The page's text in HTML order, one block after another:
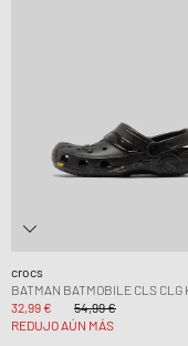
crocs
BATMAN BATMOBILE CLS CLG
32,99 €
54,99 €
REDUJO AÚN MÁS